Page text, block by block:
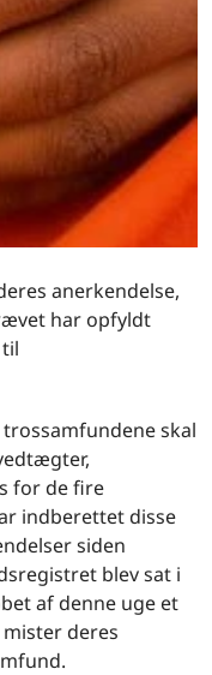
anerkendelse,
har opfyldt
skal
for de fire
indberettet disse
siden
blev sat i
af denne uge et
deres